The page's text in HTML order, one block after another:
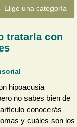
tratarla con
hipoacusia
no sabes bien de
conocerás
y cuáles son los